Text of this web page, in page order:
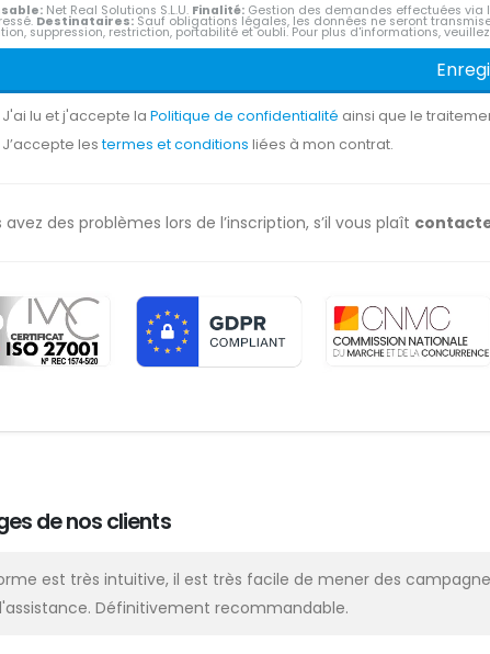
Net Real Solutions S.L.U. Finalité: Gestion des demandes effectuées
Destinataires: Sauf obligations légales, les données ne seront
suppression, restriction, portabilité et oubli. Pour plus d'informations,
J'ai lu et j'accepte la Politique de confidentialité ainsi que le
J’accepte les termes et conditions liées à mon contrat.
avez des problèmes lors de l’inscription, s’il vous plaît
de nos clients
est très intuitive, il est très facile de mener des
Définitivement recommandable.